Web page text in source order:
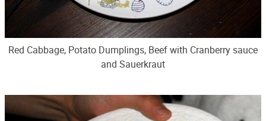
Red Cabbage, Potato Dumplings, Beef with Cranberry sauce
and Sauerkraut